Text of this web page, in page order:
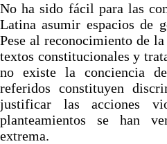
No ha sido fácil para las
Latina asumir espacios de
Pese al reconocimiento de
textos constitucionales y
no existe la conciencia
referidos constituyen
justificar las acciones
planteamientos se han
extrema.